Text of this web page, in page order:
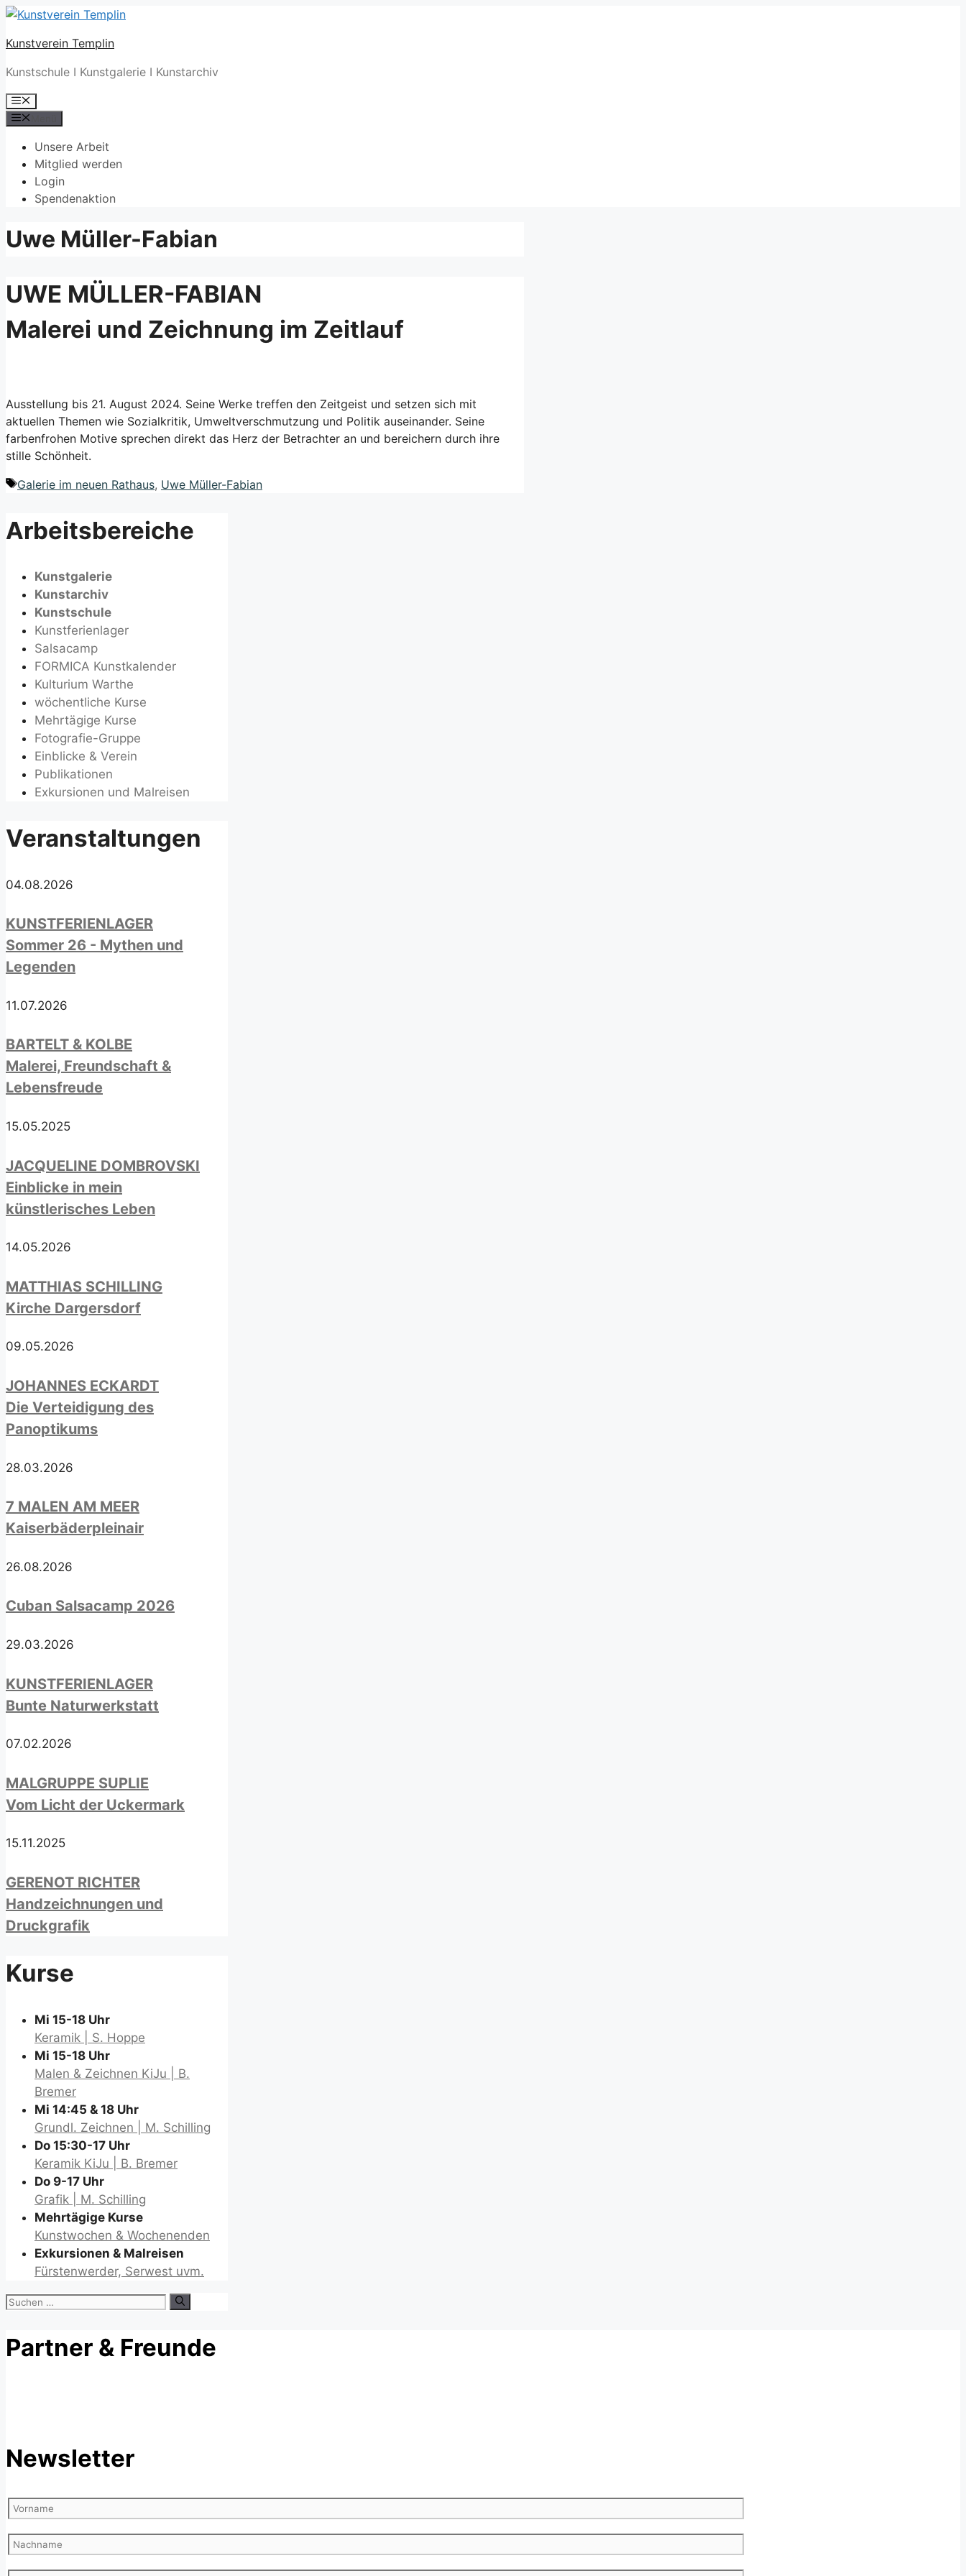
Zum
springen
Kunstverein Templin
Kunstschule I Kunstgalerie I Kunstarchiv
Menü
Unsere Arbeit
Mitglied werden
Login
Spendenaktion
Uwe Müller-Fabian
UWE MÜLLER-FABIAN
Malerei und Zeichnung im Zeitlauf
Ausstellung bis 21. August 2024. Seine Werke treffen den Zeitgeist und setzen sich mit
aktuellen Themen wie Sozialkritik, Umweltverschmutzung und Politik auseinander. Seine
farbenfrohen Motive sprechen direkt das Herz der Betrachter an und bereichern durch ihre
stille Schönheit.
Schlagwörter
Galerie im neuen Rathaus, Uwe Müller-Fabian
Arbeitsbereiche
Kunstgalerie
Kunstarchiv
Kunstschule
Kunstferienlager
Salsacamp
FORMICA Kunstkalender
Kulturium Warthe
wöchentliche Kurse
Mehrtägige Kurse
Fotografie-Gruppe
Einblicke & Verein
Publikationen
Exkursionen und Malreisen
Veranstaltungen
04.08.2026
KUNSTFERIENLAGER
Sommer 26 - Mythen und
Legenden
11.07.2026
BARTELT & KOLBE
Malerei, Freundschaft &
Lebensfreude
15.05.2025
JACQUELINE DOMBROVSKI
Einblicke in mein
künstlerisches Leben
14.05.2026
MATTHIAS SCHILLING
Kirche Dargersdorf
09.05.2026
JOHANNES ECKARDT
Die Verteidigung des
Panoptikums
28.03.2026
7 MALEN AM MEER
Kaiserbäderpleinair
26.08.2026
Cuban Salsacamp 2026
29.03.2026
KUNSTFERIENLAGER
Bunte Naturwerkstatt
07.02.2026
MALGRUPPE SUPLIE
Vom Licht der Uckermark
15.11.2025
GERENOT RICHTER
Handzeichnungen und
Druckgrafik
Kurse
Mi 15-18 Uhr
Keramik | S. Hoppe
Mi 15-18 Uhr
Malen & Zeichnen KiJu | B.
Bremer
Mi 14:45 & 18 Uhr
Grundl. Zeichnen | M. Schilling
Do 15:30-17 Uhr
Keramik KiJu | B. Bremer
Do 9-17 Uhr
Grafik | M. Schilling
Mehrtägige Kurse
Kunstwochen & Wochenenden
Exkursionen & Malreisen
Fürstenwerder, Serwest uvm.
Suchen
Partner & Freunde
Newsletter